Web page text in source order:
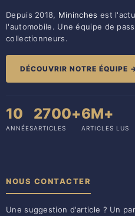
Depuis 2018, Mininches est
l'automobile. Une équipe de
collectionneurs.
DÉCOUVRIR NOTRE ÉQUIPE
10
ANNÉES
2700+
ARTICLES
6M+
ARTICLES LUS
NOUS CONTACTER
Une suggestion d'article ? Un